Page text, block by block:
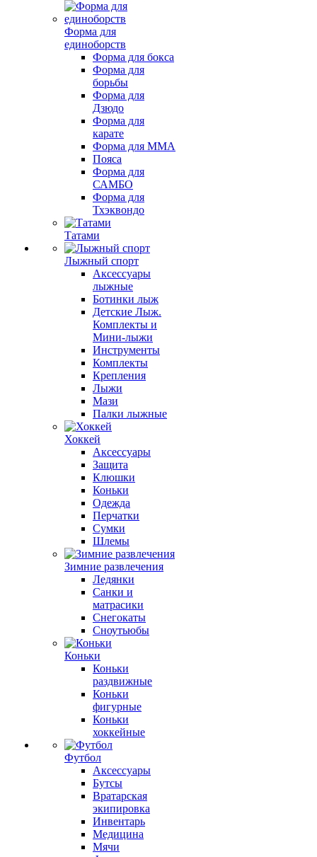
Форма для
единоборств
Форма для бокса
Форма для
борьбы
Форма для
Дзюдо
Форма для
карате
Форма для MMA
Пояса
Форма для
САМБО
Форма для
Тхэквондо
Татами
Лыжный спорт
Аксессуары
лыжные
Ботинки лыж
Детские Лыж.
Комплекты и
Мини-лыжи
Инструменты
Комплекты
Крепления
Лыжи
Мази
Палки лыжные
Хоккей
Аксессуары
Защита
Клюшки
Коньки
Одежда
Перчатки
Сумки
Шлемы
Зимние развлечения
Ледянки
Санки и
матрасики
Снегокаты
Сноутьюбы
Коньки
Коньки
раздвижные
Коньки
фигурные
Коньки
хоккейные
Футбол
Аксессуары
Бутсы
Вратарская
экипировка
Инвентарь
Медицина
Мячи